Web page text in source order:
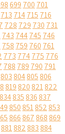
699 700 701
713 714715 716
728 729 730 731
743 744745 746
758 759 760 761
773 774775 776
788 789 790 791
803804805806
819820821822
834835836837
850851852853
866867868869
881882883884